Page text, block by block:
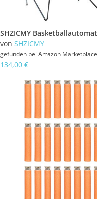
von SHZICMY
gefunden bei Amazon Marketplace
134,00 €